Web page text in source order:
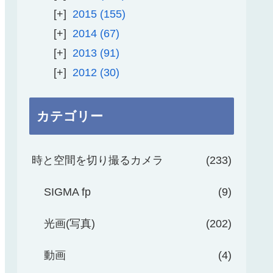
2015 155
2014 67
2013 91
2012
30
カテゴリー
時と空間を切り撮るカメラ 233
SIGMA fp 9
光画(写真) 202
動画 4